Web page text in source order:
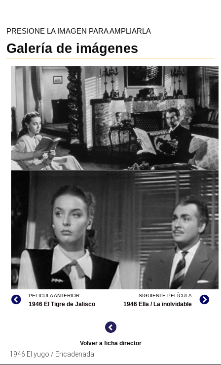
PRESIONE LA IMAGEN PARA AMPLIARLA
Galería de imágenes
EL YUGO / ENCADENADA, ARCHIVO CINETECA NACIONAL
PELICULA ANTERIOR
1946 El Tigre de Jalisco
SIGUIENTE PELÍCULA
1946 Ella / La inolvidable
Volver a ficha director
1946 El yugo / Encadenada